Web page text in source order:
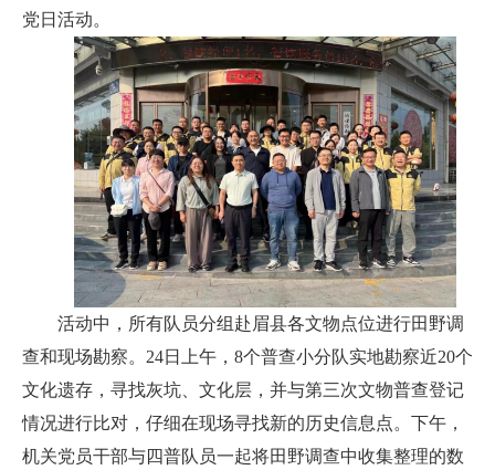
党日活动。
活动中，所有队员分组赴眉县各文物点位进行田野调
查和现场勘察。24日上午，8个普查小分队实地勘察近20个
文化遗存，寻找灰坑、文化层，并与第三次文物普查登记
情况进行比对，仔细在现场寻找新的历史信息点。下午，
机关党员干部与四普队员一起将田野调查中收集整理的数